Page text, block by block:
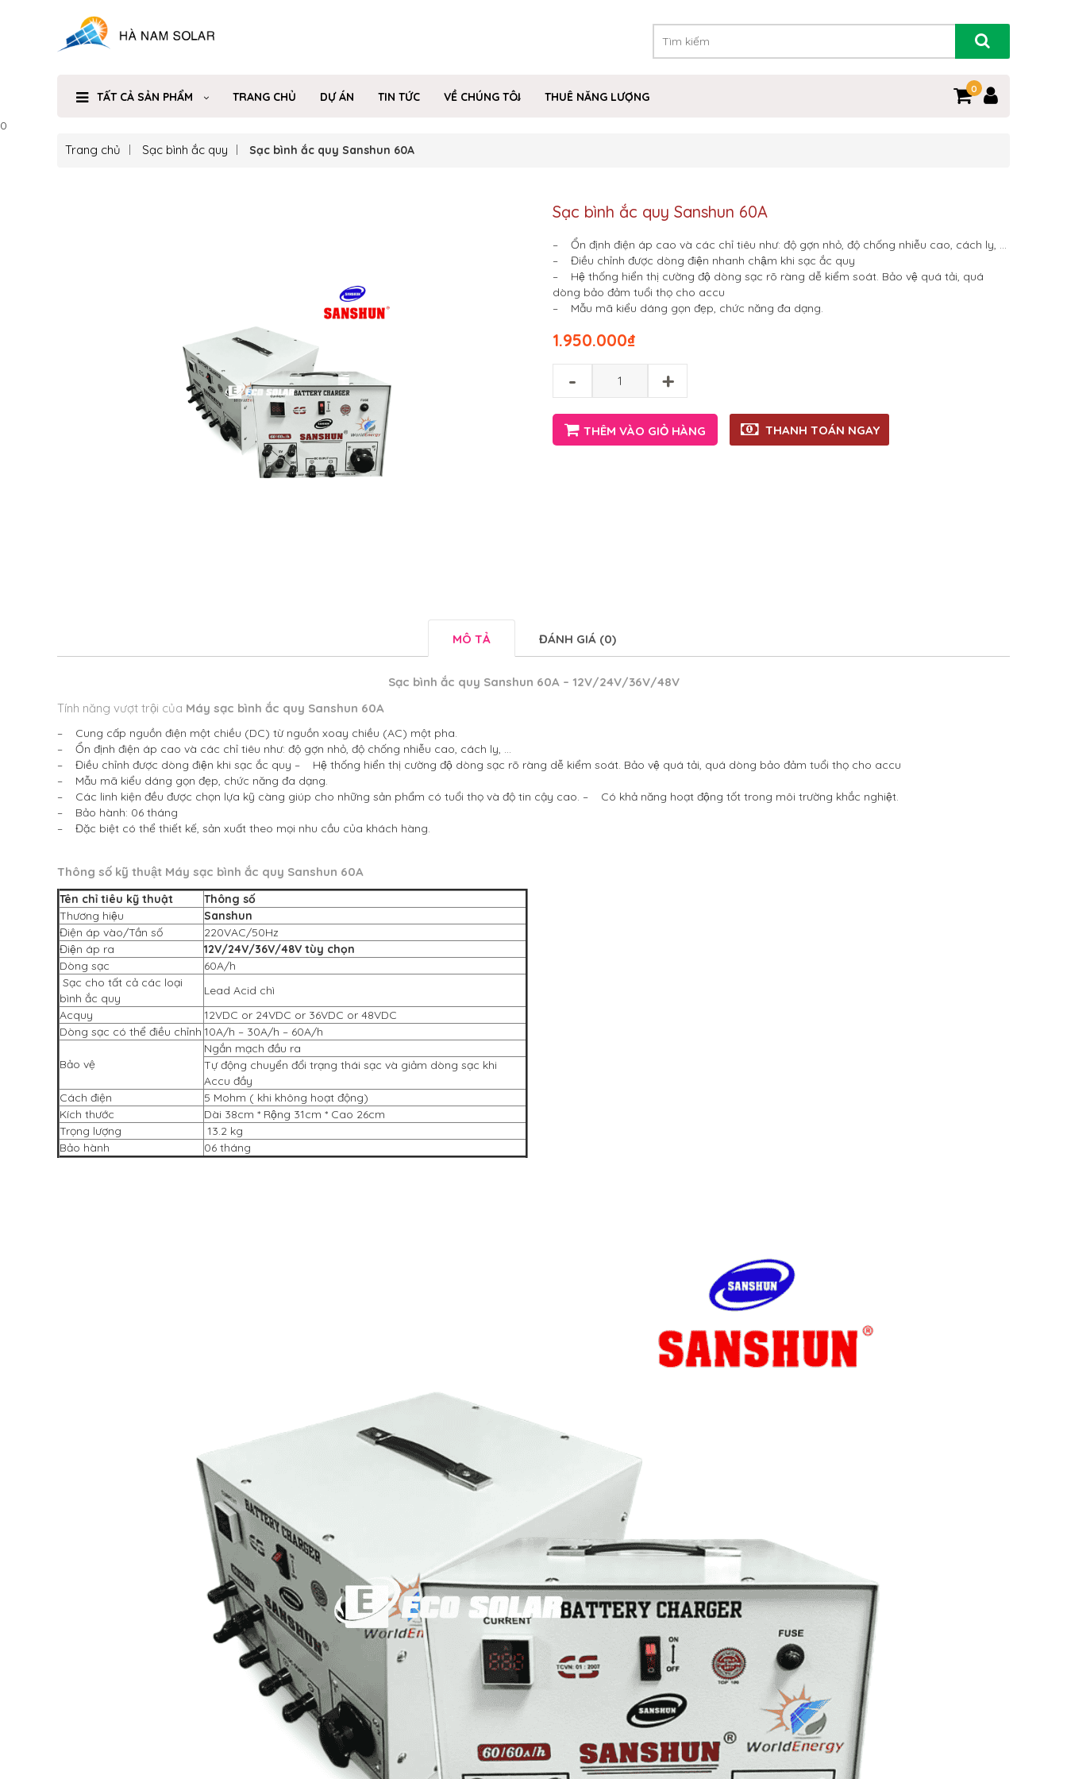
TẤT CẢ SẢN PHẨM TRANG CHỦ DỰ ÁN TIN TỨC VỀ CHÚNG TÔI THUÊ NĂNG LƯỢNG
0
0
Trang chủ Sạc bình ắc quy Sạc bình ắc quy Sanshun 60A
Sạc bình ắc quy Sanshun 60A
– Ổn định điện áp cao và các chỉ tiêu như: độ gợn nhỏ, độ chống nhiễu cao, cách ly, …
– Điều chỉnh được dòng điện nhanh chậm khi sạc ắc quy
– Hệ thống hiển thị cường độ dòng sạc rõ ràng dễ kiểm soát. Bảo vệ quá tải, quá
dòng bảo đảm tuổi thọ cho accu
– Mẫu mã kiểu dáng gọn đẹp, chức năng đa dạng.
₫
1.950.000
- +
THÊM VÀO GIỎ HÀNG THANH TOÁN NGAY
MÔ TẢ ĐÁNH GIÁ (0)
Sạc bình ắc quy Sanshun 60A – 12V/24V/36V/48V
Tính năng vượt trội của Máy sạc bình ắc quy Sanshun 60A
– Cung cấp nguồn điện một chiều (DC) từ nguồn xoay chiều (AC) một pha.
– Ổn định điện áp cao và các chỉ tiêu như: độ gợn nhỏ, độ chống nhiễu cao, cách ly, …
– Điều chỉnh được dòng điện khi sạc ắc quy – Hệ thống hiển thị cường độ dòng sạc rõ ràng dễ kiểm soát. Bảo vệ quá tải, quá dòng bảo đảm tuổi thọ cho accu
– Mẫu mã kiểu dáng gọn đẹp, chức năng đa dạng.
– Các linh kiện đều được chọn lựa kỹ càng giúp cho những sản phẩm có tuổi thọ và độ tin cậy cao. – Có khả năng hoạt động tốt trong môi trường khắc nghiệt.
– Bảo hành: 06 tháng
– Đặc biệt có thể thiết kế, sản xuất theo mọi nhu cầu của khách hàng.
Thông số kỹ thuật Máy sạc bình ắc quy Sanshun 60A
Tên chỉ tiêu kỹ thuật
Thông số
Thương hiệu
Sanshun
Điện áp vào/Tần số
220VAC/50Hz
Điện áp ra
12V/24V/36V/48V tùy chọn
Dòng sạc
60A/h
Sạc cho tất cả các loại
bình ắc quy
Lead Acid chì
Acquy
12VDC or 24VDC or 36VDC or 48VDC
Dòng sạc có thể điều chỉnh 10A/h – 30A/h – 60A/h
Bảo vệ
Ngắn mạch đầu ra
Tự động chuyển đổi trạng thái sạc và giảm dòng sạc khi
Accu đầy
Cách điện
5 Mohm ( khi không hoạt động)
Kích thước
Dài 38cm * Rộng 31cm * Cao 26cm
Trọng lượng
13.2 kg
Bảo hành
06 tháng